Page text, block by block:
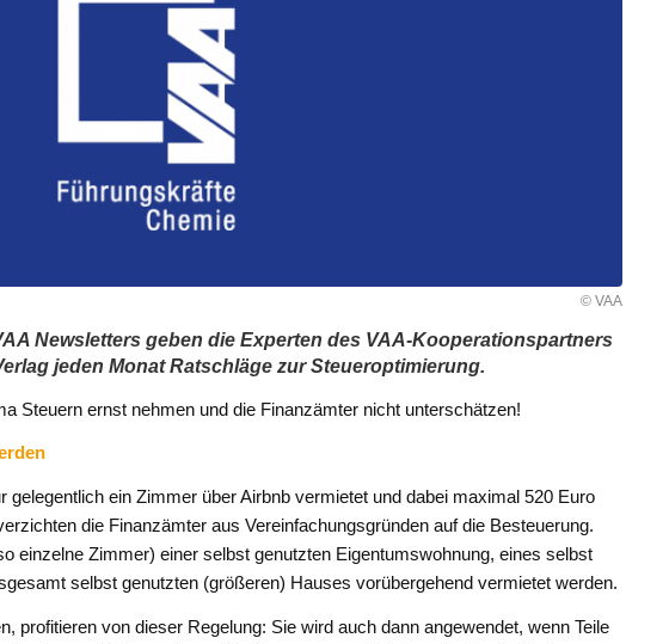
© VAA
Newsletters geben die Experten des VAA-Kooperationspartners
jeden Monat Ratschläge zur Steueroptimierung.
Steuern ernst nehmen und die Finanzämter nicht unterschätzen!
gelegentlich ein Zimmer über Airbnb vermietet und dabei maximal 520 Euro
die Finanzämter aus Vereinfachungsgründen auf die Besteuerung.
einzelne Zimmer) einer selbst genutzten Eigentumswohnung, eines selbst
selbst genutzten (größeren) Hauses vorübergehend vermietet werden.
profitieren von dieser Regelung: Sie wird auch dann angewendet, wenn Teile